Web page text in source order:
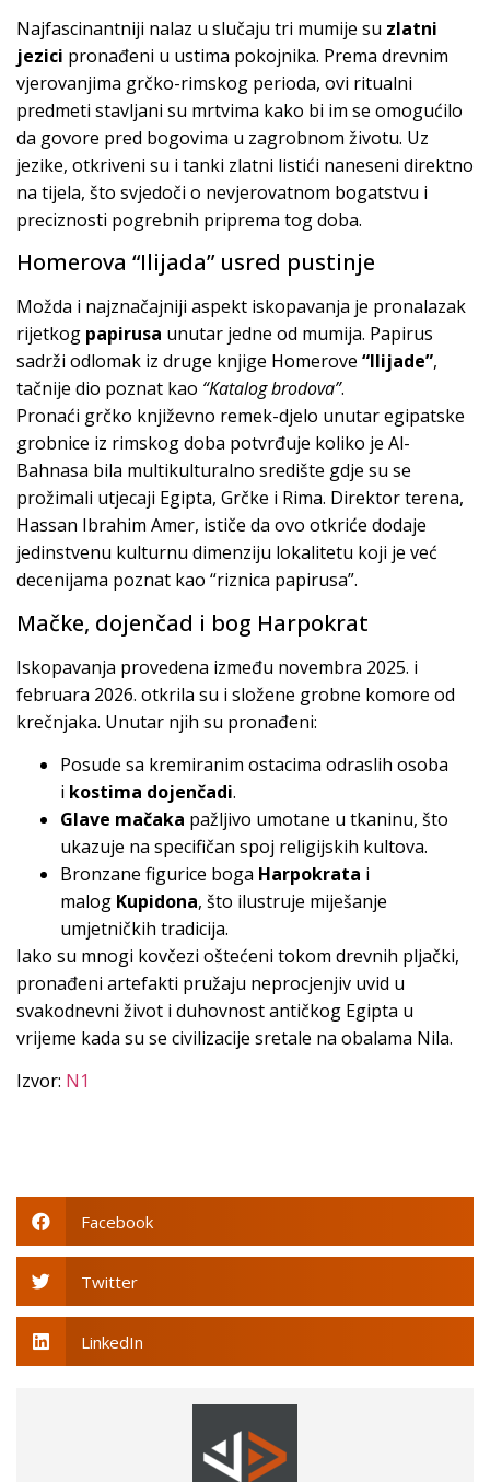
Najfascinantniji nalaz u slučaju tri mumije su zlatni
jezici pronađeni u ustima pokojnika. Prema drevnim
vjerovanjima grčko-rimskog perioda, ovi ritualni
predmeti stavljani su mrtvima kako bi im se omogućilo
da govore pred bogovima u zagrobnom životu. Uz
jezike, otkriveni su i tanki zlatni listići naneseni direktno
na tijela, što svjedoči o nevjerovatnom bogatstvu i
preciznosti pogrebnih priprema tog doba.
Homerova “Ilijada” usred pustinje
Možda i najznačajniji aspekt iskopavanja je pronalazak
rijetkog papirusa unutar jedne od mumija. Papirus
sadrži odlomak iz druge knjige Homerove “Ilijade”,
tačnije dio poznat kao “Katalog brodova”.
Pronaći grčko književno remek-djelo unutar egipatske
grobnice iz rimskog doba potvrđuje koliko je Al-
Bahnasa bila multikulturalno središte gdje su se
prožimali utjecaji Egipta, Grčke i Rima. Direktor terena,
Hassan Ibrahim Amer, ističe da ovo otkriće dodaje
jedinstvenu kulturnu dimenziju lokalitetu koji je već
decenijama poznat kao “riznica papirusa”.
Mačke, dojenčad i bog Harpokrat
Iskopavanja provedena između novembra 2025. i
februara 2026. otkrila su i složene grobne komore od
krečnjaka. Unutar njih su pronađeni:
Posude sa kremiranim ostacima odraslih osoba
i kostima dojenčadi.
Glave mačaka pažljivo umotane u tkaninu, što
ukazuje na specifičan spoj religijskih kultova.
Bronzane figurice boga Harpokrata i
malog Kupidona, što ilustruje miješanje
umjetničkih tradicija.
Iako su mnogi kovčezi oštećeni tokom drevnih pljački,
pronađeni artefakti pružaju neprocjenjiv uvid u
svakodnevni život i duhovnost antičkog Egipta u
vrijeme kada su se civilizacije sretale na obalama Nila.
Izvor: N1
Facebook
Twitter
LinkedIn